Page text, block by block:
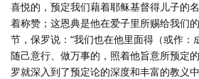
喜悦的，预定我们藉着耶稣基督得儿子的
着称赞；这恩典是他在爱子里所赐给我们
节，保罗说：“我们也在他里面得（或作：
随己意行、做万事的，照着他旨意所预定
罗就深入到了预定论的深度和丰富的教义